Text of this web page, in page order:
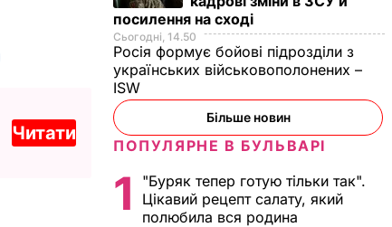
Читати
посилення на сході
Сьогодні, 14.50
Росія формує бойові підрозділи з
українських військовополонених –
ISW
Більше новин
ПОПУЛЯРНЕ В БУЛЬВАРІ
1
"Буряк тепер готую тільки так".
Цікавий рецепт салату, який
полюбила вся родина